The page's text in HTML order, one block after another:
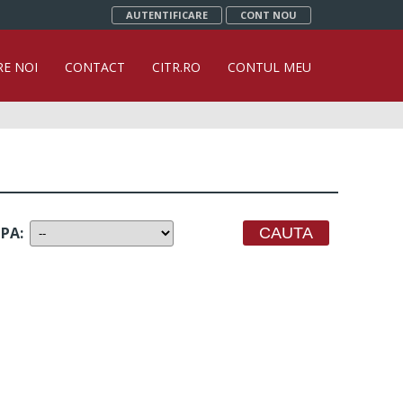
AUTENTIFICARE CONT NOU
NOI CONTACT CITR.RO CONTUL MEU
: